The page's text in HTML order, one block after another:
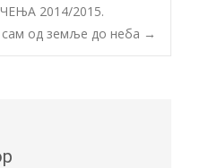
2014/2015.
од земље до неба →